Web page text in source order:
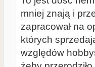
mniej znają i
zapracował na
których
względów